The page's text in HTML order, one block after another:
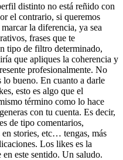
distinto no está reñido con
el contrario, si queremos
la diferencia, ya sea
frases que te
tipo de filtro determinado,
que apliques la coherencia y
profesionalmente. No
lo bueno. En cuanto a darle
esto es algo que el
término como lo hace
con tu cuenta. Es decir,
de tipo comentarios,
en stories, etc… tengas, más
Los likes es la
este sentido. Un saludo.